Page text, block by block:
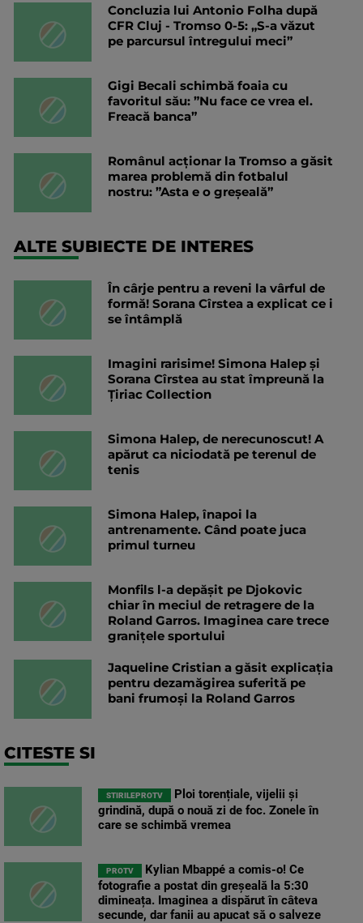
Concluzia lui Antonio Folha după
CFR Cluj - Tromso 0-5: „S-a văzut
pe parcursul întregului meci”
Gigi Becali schimbă foaia cu
favoritul său: ”Nu face ce vrea el.
Freacă banca”
Românul acționar la Tromso a găsit
marea problemă din fotbalul
nostru: ”Asta e o greșeală”
ALTE SUBIECTE DE INTERES
În cârje pentru a reveni la vârful de
formă! Sorana Cîrstea a explicat ce i
se întâmplă
Imagini rarisime! Simona Halep și
Sorana Cîrstea au stat împreună la
Țiriac Collection
Simona Halep, de nerecunoscut! A
apărut ca niciodată pe terenul de
tenis
Simona Halep, înapoi la
antrenamente. Când poate juca
primul turneu
Monfils l-a depășit pe Djokovic
chiar în meciul de retragere de la
Roland Garros. Imaginea care trece
granițele sportului
Jaqueline Cristian a găsit explicația
pentru dezamăgirea suferită pe
bani frumoși la Roland Garros
CITESTE SI
STIRILEPROTV
Ploi torențiale, vijelii și
grindină, după o nouă zi de foc. Zonele în
care se schimbă vremea
PROTV
Kylian Mbappé a comis-o! Ce
fotografie a postat din greșeală la 5:30
dimineața. Imaginea a dispărut în câteva
secunde, dar fanii au apucat să o salveze